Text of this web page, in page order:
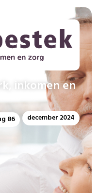
inkomen en
86 december 2024